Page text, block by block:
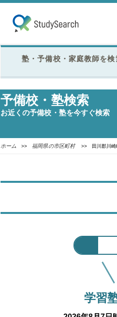
塾・予備校・家庭教師を検
予備校・塾検索
お近くの予備校・塾を今すぐ検索
ホーム >>福岡県の市区町村>> 田川郡川崎
学習